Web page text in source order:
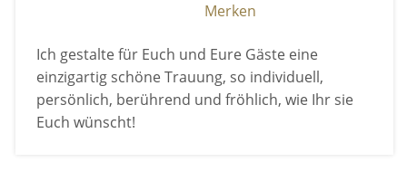
Merken
Ich gestalte für Euch und Eure Gäste eine
einzigartig schöne Trauung, so individuell,
persönlich, berührend und fröhlich, wie Ihr sie
Euch wünscht!